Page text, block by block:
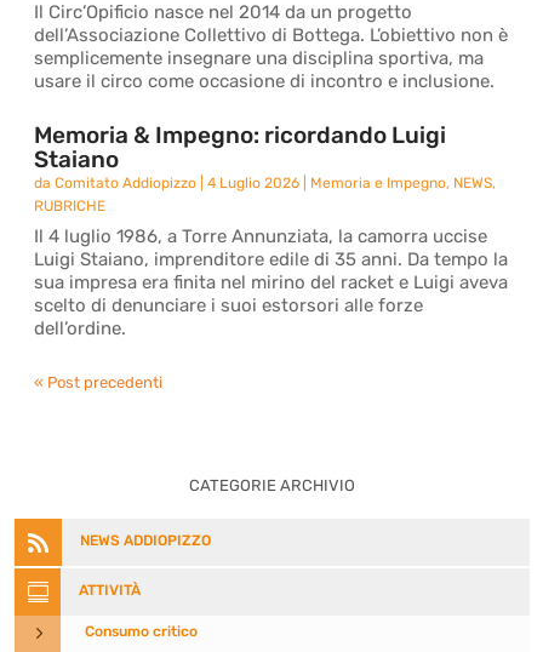
Il Circ’Opificio nasce nel 2014 da un progetto
dell’Associazione Collettivo di Bottega. L’obiettivo non è
semplicemente insegnare una disciplina sportiva, ma
usare il circo come occasione di incontro e inclusione.
Memoria & Impegno: ricordando Luigi
Staiano
daComitato Addiopizzo |4 Luglio 2026 Memoria e Impegno, NEWS,
RUBRICHE
Il 4 luglio 1986, a Torre Annunziata, la camorra uccise
Luigi Staiano, imprenditore edile di 35 anni. Da tempo la
sua impresa era finita nel mirino del racket e Luigi aveva
scelto di denunciare i suoi estorsori alle forze
dell’ordine.
« Post precedenti
CATEGORIE ARCHIVIO
 NEWS ADDIOPIZZO
 ATTIVITÀ
5 Consumo critico